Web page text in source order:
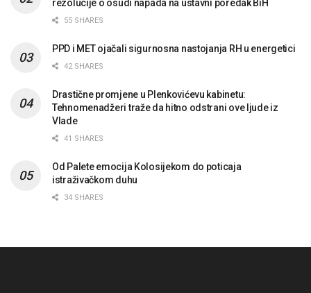
rezolucije o osudi napada na ustavni poredak BiH
55 SHARES
PPD i MET ojačali sigurnosna nastojanja RH u energetici
42 SHARES
Drastične promjene u Plenkovićevu kabinetu:
Tehnomenadžeri traže da hitno odstrani ove ljude iz
Vlade
41 SHARES
Od Palete emocija Kolosijekom do poticaja
istraživačkom duhu
34 SHARES